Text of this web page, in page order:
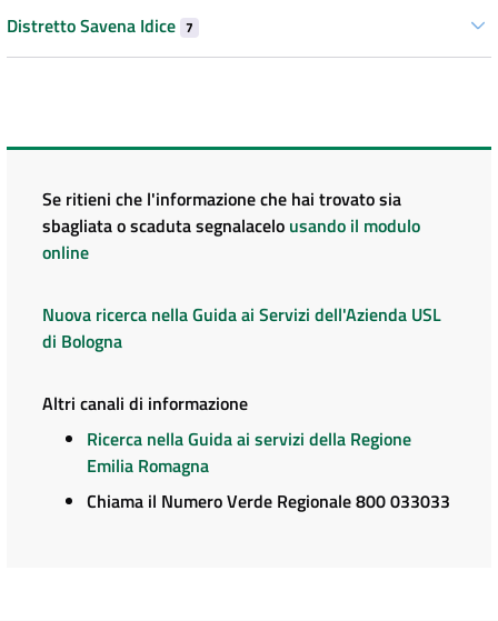
Distretto Savena Idice 7
Se ritieni che l'informazione che hai trovato sia
sbagliata o scaduta segnalacelo usando il modulo
online
Nuova ricerca nella Guida ai Servizi dell'Azienda USL
di Bologna
Altri canali di informazione
Ricerca nella Guida ai servizi della Regione
Emilia Romagna
Chiama il Numero Verde Regionale 800 033033